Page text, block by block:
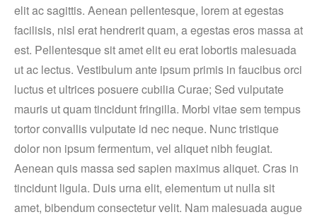
elit ac sagittis. Aenean pellentesque, lorem at egestas
facilisis, nisl erat hendrerit quam, a egestas eros massa at
est. Pellentesque sit amet elit eu erat lobortis malesuada
ut ac lectus. Vestibulum ante ipsum primis in faucibus orci
luctus et ultrices posuere cubilia Curae; Sed vulputate
mauris ut quam tincidunt fringilla. Morbi vitae sem tempus
tortor convallis vulputate id nec neque. Nunc tristique
dolor non ipsum fermentum, vel aliquet nibh feugiat.
Aenean quis massa sed sapien maximus aliquet. Cras in
tincidunt ligula. Duis urna elit, elementum ut nulla sit
amet, bibendum consectetur velit. Nam malesuada augue